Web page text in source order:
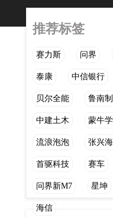
推荐标签
赛力斯 问界
泰康 中信银行
贝尔全能 鲁南
中建土木 蒙牛
流浪泡泡 张兴海
首驱科技 赛车
问界新M7 星坤
海信